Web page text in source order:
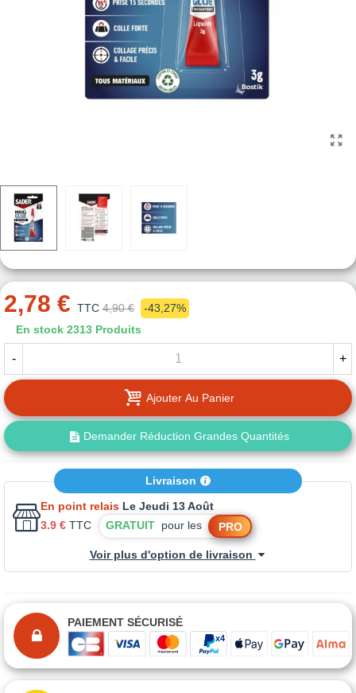
2,78 € TTC 4,90 €
-43,27%
En stock 2313 Produits
- +
Ajouter Au Panier
Demander Réduction Grandes Quantités
Livraison
En point relais Le Jeudi 13 Août
3.9 € TTC GRATUIT pour les PRO
Voir plus d'option de livraison
PAIEMENT SÉCURISÉ